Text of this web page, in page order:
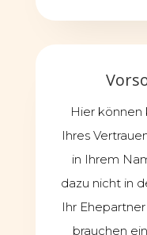
Hier können
Ihres
in Ihrem
dazu nicht in
Ihr
brauchen